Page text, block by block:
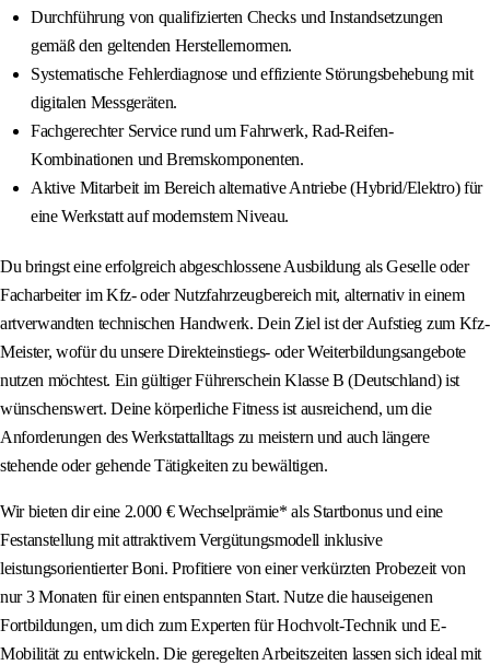
Durchführung von qualifizierten Checks und Instandsetzungen
gemäß den geltenden Herstellernormen.
Systematische Fehlerdiagnose und effiziente Störungsbehebung mit
digitalen Messgeräten.
Fachgerechter Service rund um Fahrwerk, Rad-Reifen-
Kombinationen und Bremskomponenten.
Aktive Mitarbeit im Bereich alternative Antriebe (Hybrid/Elektro) für
eine Werkstatt auf modernstem Niveau.
Du bringst eine erfolgreich abgeschlossene Ausbildung als Geselle oder
Facharbeiter im Kfz- oder Nutzfahrzeugbereich mit, alternativ in einem
artverwandten technischen Handwerk. Dein Ziel ist der Aufstieg zum Kfz-
Meister, wofür du unsere Direkteinstiegs- oder Weiterbildungsangebote
nutzen möchtest. Ein gültiger Führerschein Klasse B (Deutschland) ist
wünschenswert. Deine körperliche Fitness ist ausreichend, um die
Anforderungen des Werkstattalltags zu meistern und auch längere
stehende oder gehende Tätigkeiten zu bewältigen.
Wir bieten dir eine 2.000 € Wechselprämie* als Startbonus und eine
Festanstellung mit attraktivem Vergütungsmodell inklusive
leistungsorientierter Boni. Profitiere von einer verkürzten Probezeit von
nur 3 Monaten für einen entspannten Start. Nutze die hauseigenen
Fortbildungen, um dich zum Experten für Hochvolt-Technik und E-
Mobilität zu entwickeln. Die geregelten Arbeitszeiten lassen sich ideal mit